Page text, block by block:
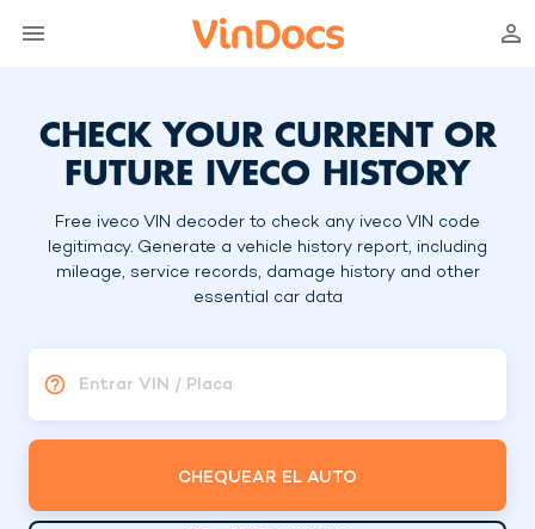
CHECK YOUR CURRENT OR
FUTURE IVECO HISTORY
Free iveco VIN decoder to check any iveco VIN code
legitimacy. Generate a vehicle history report, including
mileage, service records, damage history and other
essential car data
Entrar VIN / Placa
CHEQUEAR EL AUTO